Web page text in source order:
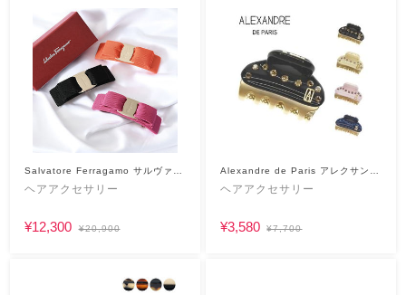
Salvatore Ferragamo サルヴァト
ーレフェラガモ
ヘアアクセサリー
¥12,300 ¥20,900
Alexandre de Paris アレクサンド
ルドゥパリ
ヘアアクセサリー
¥3,580 ¥7,700